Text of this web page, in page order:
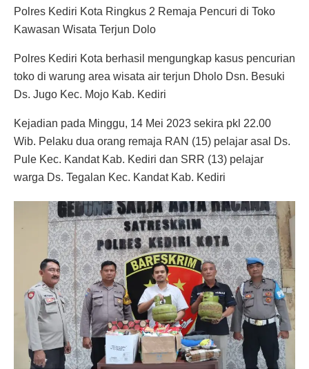
Polres Kediri Kota Ringkus 2 Remaja Pencuri di Toko
Kawasan Wisata Terjun Dolo
Polres Kediri Kota berhasil mengungkap kasus pencurian
toko di warung area wisata air terjun Dholo Dsn. Besuki
Ds. Jugo Kec. Mojo Kab. Kediri
Kejadian pada Minggu, 14 Mei 2023 sekira pkl 22.00
Wib. Pelaku dua orang remaja RAN (15) pelajar asal Ds.
Pule Kec. Kandat Kab. Kediri dan SRR (13) pelajar
warga Ds. Tegalan Kec. Kandat Kab. Kediri